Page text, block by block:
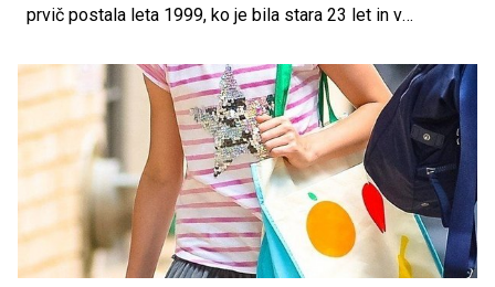
prvič postala leta 1999, ko je bila stara 23 let in v
takrat tega strah, je danes vesela, da je mama postala v
dvajsetih letih. In tega nikoli ne bi spremenila.